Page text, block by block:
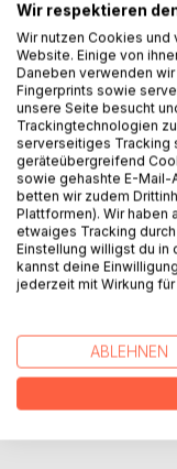
BESCHREIBUNG
Neue Wege gehen,
und wertvolle Ziele
Freiheit berührt
Gedanken.
AUTOR/IN
PRESSESTIMMEN
REZENSIONEN
Wir respektieren
Wir nutzen Cookies
Website. Einige von
Daneben verwenden
Fingerprints sowie
unsere Seite besucht
Trackingtechnologien
serverseitiges Tracking
geräteübergreifend
sowie gehashte E-Mail-
betten wir zudem
Plattformen). Wir haben
etwaiges Tracking
Einstellung willigst du in
kannst deine
jederzeit mit Wirkung
ABLEHNEN